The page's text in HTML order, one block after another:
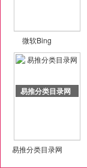
微软Bing
易推分类目录网
易推分类目录网